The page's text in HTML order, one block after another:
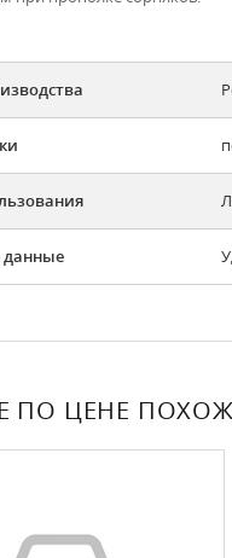
данные
ПО ЦЕНЕ